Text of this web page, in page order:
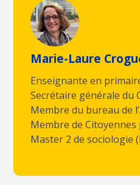
Marie-Laure
Enseignante en
Secrétaire générale du
Membre du bureau de
Membre de Citoyennes
Master 2 de sociologie